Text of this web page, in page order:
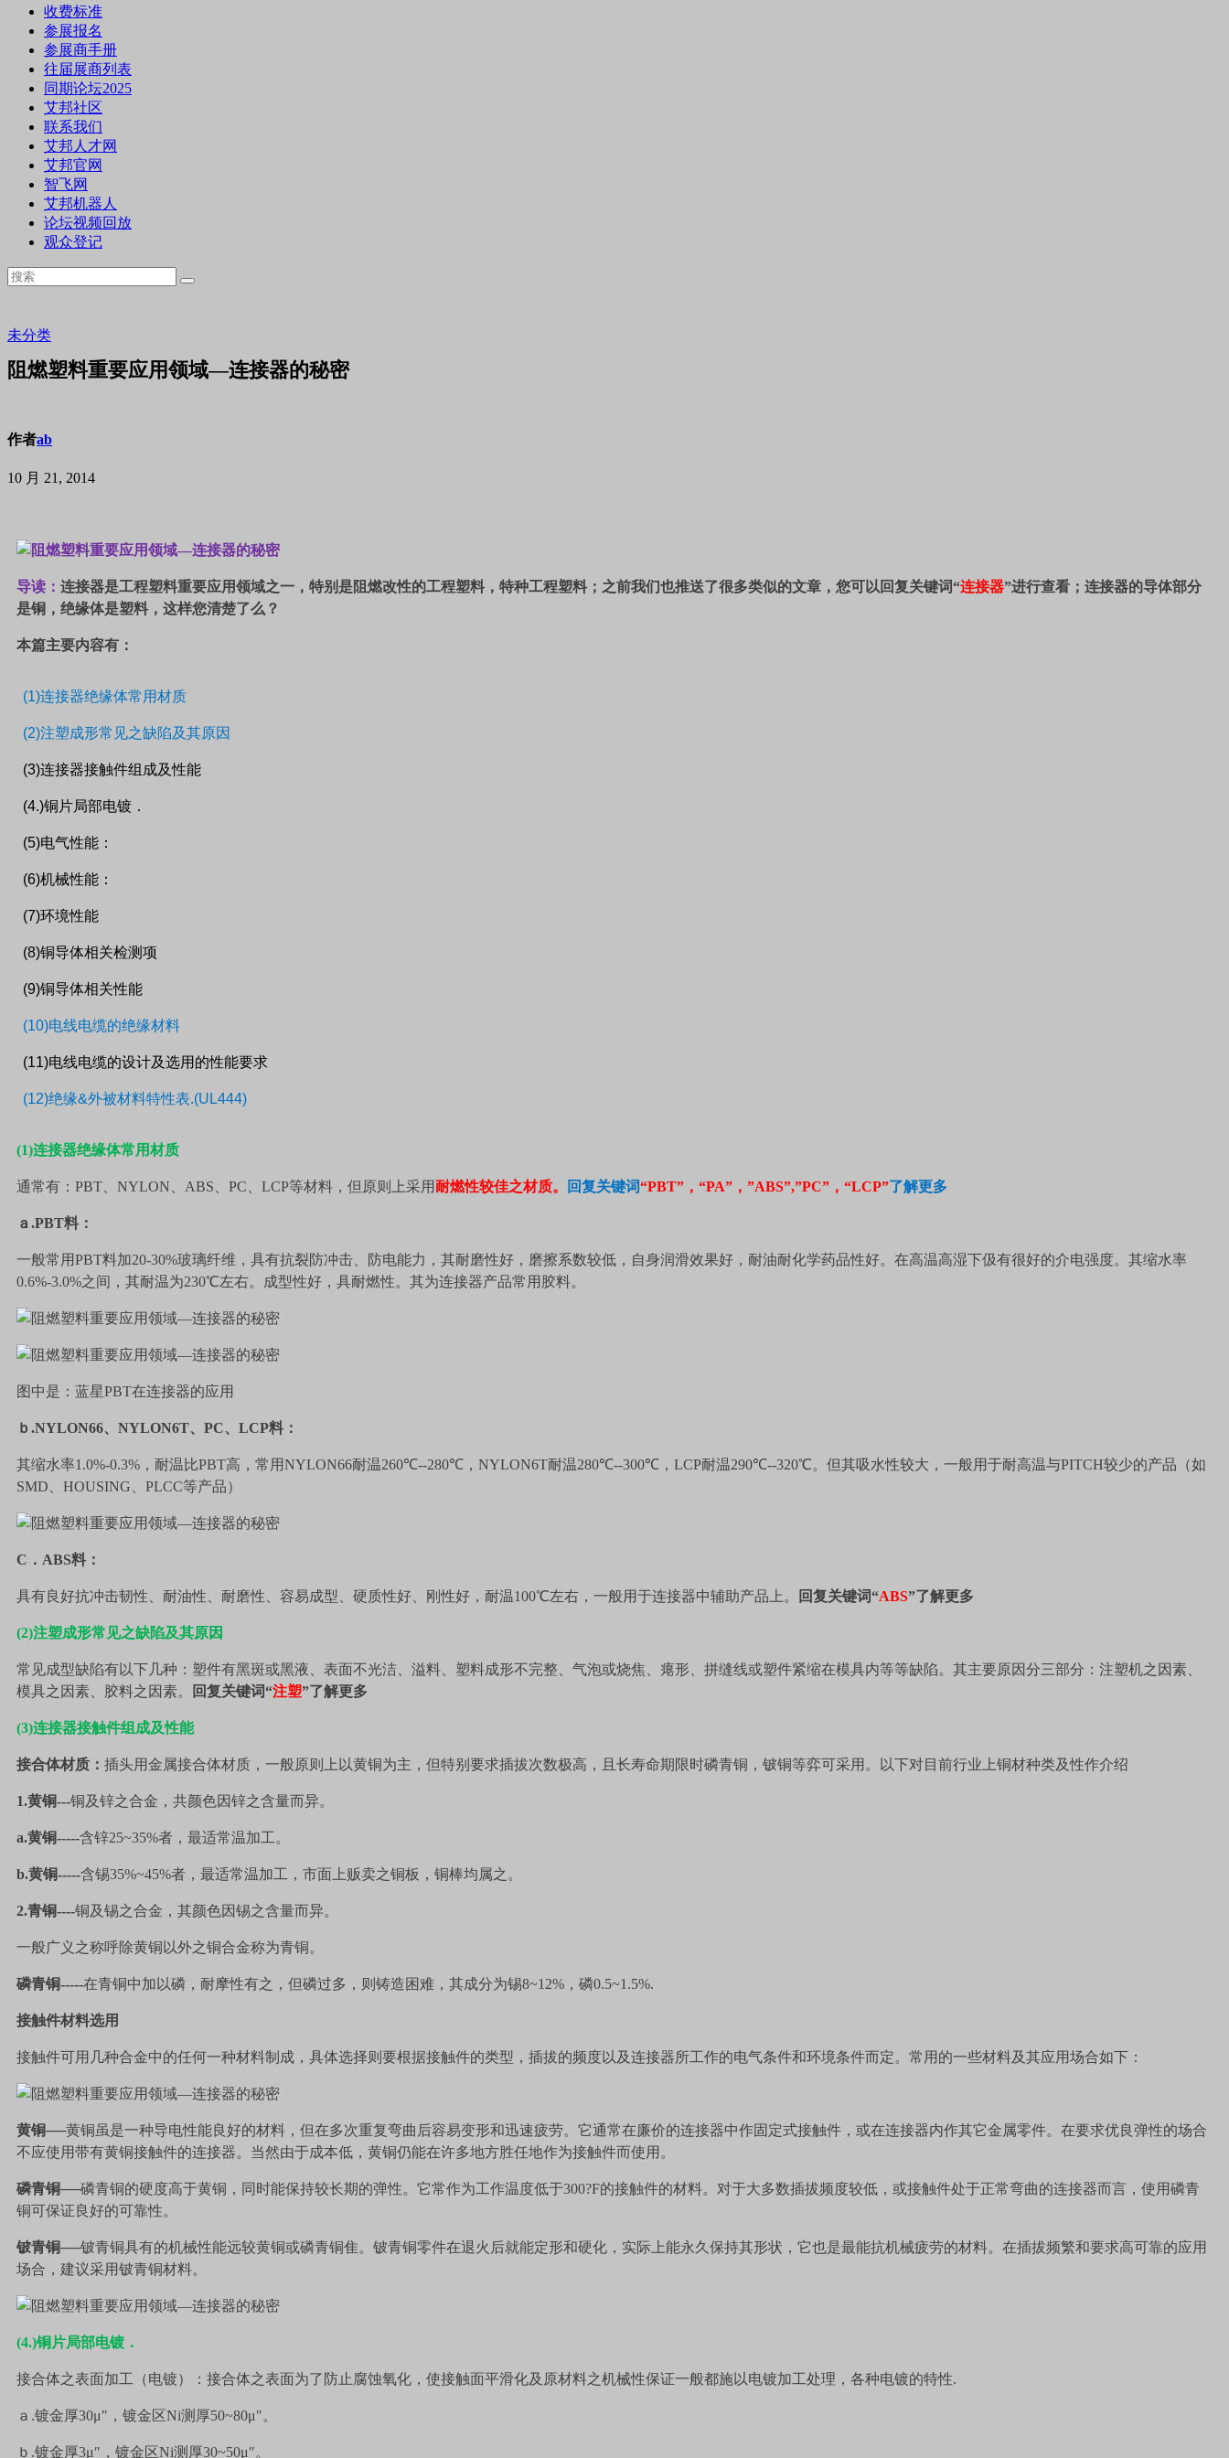
收费标准
参展报名
参展商手册
往届展商列表
同期论坛2025
艾邦社区
联系我们
艾邦人才网
艾邦官网
智飞网
艾邦机器人
论坛视频回放
观众登记
未分类
阻燃塑料重要应用领域—连接器的秘密
作者ab
10 月 21, 2014
导读： 连接器是工程塑料重要应用领域之一，特别是阻燃改性的工程塑料，特种工程塑料；之前我们也推送了很多类似的文章，您可以回复关键词“连接器”进行查看；连接器的导体部分
是铜，绝缘体是塑料，这样您清楚了么？
本篇主要内容有：
(1)连接器绝缘体常用材质
(2)注塑成形常见之缺陷及其原因
(3)连接器接触件组成及性能
(4.)铜片局部电镀．
(5)电气性能：
(6)机械性能：
(7)环境性能
(8)铜导体相关检测项
(9)铜导体相关性能
(10)电线电缆的绝缘材料
(11)电线电缆的设计及选用的性能要求
(12)绝缘&外被材料特性表.(UL444)
(1)连接器绝缘体常用材质
通常有： PBT NYLON ABS PC LCP等材料，但原则上采用耐燃性较佳之材质。 回复关键词“PBT”，“PA”， ”ABS”,”PC” ，“LCP”了解更多
ａ .PBT料：
一般常用PBT料加20-30%玻璃纤维，具有抗裂防冲击、防电能力，其耐磨性好，磨擦系数较低，自身润滑效果好，耐油耐化学药品性好。在高温高湿下伋有很好的介电强度。其缩水率
0.6%-3.0%之间，其耐温为230℃左右。成型性好，具耐燃性。其为连接器产品常用胶料。
图中是：蓝星PBT在连接器的应用
ｂ .NYLON66、 NYLON6T、 PC、 LCP料：
其缩水率1.0%-0.3% ，耐温比PBT高，常用NYLON66耐温260℃--280℃， NYLON6T耐温280℃--300℃， LCP耐温290℃--320℃。但其吸水性较大，一般用于耐高温与PITCH较少的产品（如
SMD
HOUSING PLCC等产品）
C ． ABS料：
具有良好抗冲击韧性、耐油性、耐磨性、容易成型、硬质性好、刚性好，耐温100℃左右，一般用于连接器中辅助产品上。 回复关键词“ABS”了解更多
(2)注塑成形常见之缺陷及其原因
常见成型缺陷有以下几种：塑件有黑斑或黑液、表面不光洁、溢料、塑料成形不完整、气泡或烧焦、瘪形、拼缝线或塑件紧缩在模具内等等缺陷。其主要原因分三部分：注塑机之因素、
模具之因素、胶料之因素。
回复关键词“注塑”了解更多
(3)连接器接触件组成及性能
接合体材质： 插头用金属接合体材质，一般原则上以黄铜为主，但特别要求插拔次数极高，且长寿命期限时磷青铜，铍铜等弈可采用。以下对目前行业上铜材种类及性作介绍
1.黄铜---铜及锌之合金，共颜色因锌之含量而异。
a.黄铜-----含锌25~35%者，最适常温加工。
b.黄铜-----含锡35%~45%者，最适常温加工，市面上贩卖之铜板，铜棒均属之。
2.青铜----铜及锡之合金，其颜色因锡之含量而异。
一般广义之称呼除黄铜以外之铜合金称为青铜。
磷青铜-----在青铜中加以磷，耐摩性有之，但磷过多，则铸造困难，其成分为锡8~12% ，磷0.5~1.5%.
接触件材料选用
接触件可用几种合金中的任何一种材料制成，具体选择则要根据接触件的类型，插拔的频度以及连接器所工作的电气条件和环境条件而定。常用的一些材料及其应用场合如下：
黄铜──黄铜虽是一种导电性能良好的材料，但在多次重复弯曲后容易变形和迅速疲劳。它通常在廉价的连接器中作固定式接触件，或在连接器内作其它金属零件。在要求优良弹性的场合
不应使用带有黄铜接触件的连接器。当然由于成本低，黄铜仍能在许多地方胜任地作为接触件而使用。
磷青铜──磷青铜的硬度高于黄铜，同时能保持较长期的弹性。它常作为工作温度低于300?F的接触件的材料。对于大多数插拔频度较低，或接触件处于正常弯曲的连接器而言，使用磷青
铜可保证良好的可靠性。
铍青铜──铍青铜具有的机械性能远较黄铜或磷青铜隹。铍青铜零件在退火后就能定形和硬化，实际上能永久保持其形状，它也是最能抗机械疲劳的材料。在插拔频繁和要求高可靠的应用
场合，建议采用铍青铜材料。
(4.)铜片局部电镀．
接合体之表面加工（电镀）：接合体之表面为了防止腐蚀氧化，使接触面平滑化及原材料之机械性保证一般都施以电镀加工处理，各种电镀的特性.
ａ .镀金厚30μ″，镀金区Ni测厚50~80μ″。
ｂ .镀金厚3μ″，镀金区Ni测厚30~50μ″。